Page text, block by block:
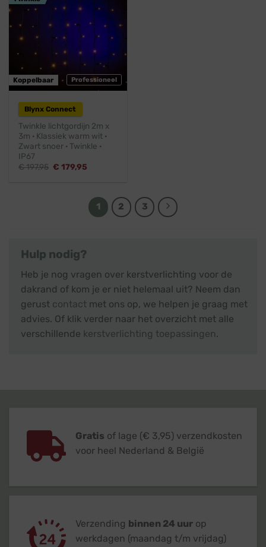
Professioneel
Koppelbaar
Blynx Connect
Twinkle lichtgordijn 2m x
3m · Klassiek warm wit ·
Zwart snoer · Twinkle ·
IP67
€197,95 Oorspronkelijke
€ 179,95
1 2 3
Hulp nodig?
Heb je nog vragen over kerstverlichting voor de
dakrand of kom je er niet helemaal uit? Neem dan
gerust contact met ons op, we helpen je graag met
advies. Of klik verder naar het overzicht met alle
verschillende kerstverlichting toepassingen.
Gratis of lage (€ 3,95) verzendkosten
voor heel Nederland & België
Verzending binnen 24 uur op
werkdagen (maandag t/m vrijdag)